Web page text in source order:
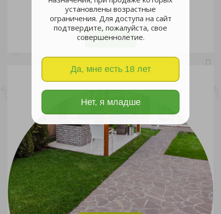
установлены возрастные
ограничения. Для доступа на сайт
подтвердите, пожалуйста, свое
совершеннолетие.
Да, мне есть 18 лет
Нет, я младше
шт
В корзину